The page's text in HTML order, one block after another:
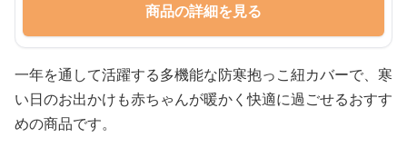
商品の詳細を見る
一年を通して活躍する多機能な防寒抱っこ紐カバーで、寒
い日のお出かけも赤ちゃんが暖かく快適に過ごせるおすす
めの商品です。